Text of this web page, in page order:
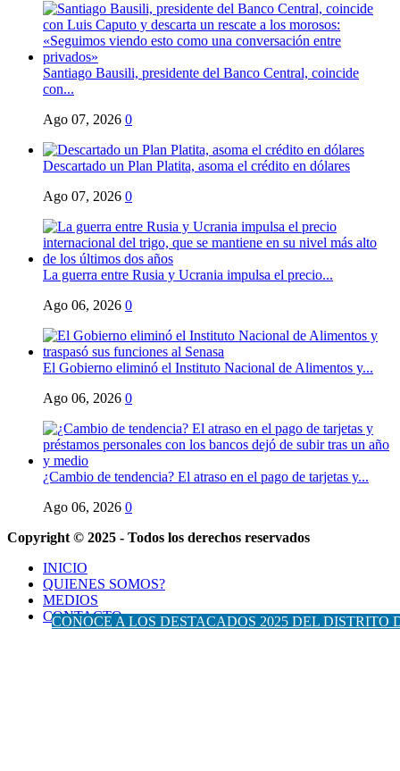
CONOCE A LOS DESTACADOS 2025 DEL DISTRITO
Santiago Bausili, presidente del Banco Central, coincide
con...
Ago 07, 2026 0
Descartado un Plan Platita, asoma el crédito en dólares
Ago 07, 2026 0
La guerra entre Rusia y Ucrania impulsa el precio...
Ago 06, 2026 0
El Gobierno eliminó el Instituto Nacional de Alimentos y...
Ago 06, 2026 0
¿Cambio de tendencia? El atraso en el pago de tarjetas y...
Ago 06, 2026 0
Copyright © 2025 - Todos los derechos reservados
INICIO
QUIENES SOMOS?
MEDIOS
CONTACTO